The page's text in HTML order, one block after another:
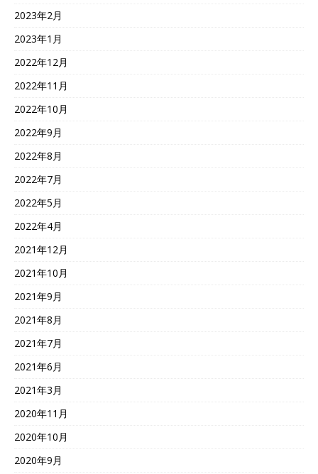
2023年2月
2023年1月
2022年12月
2022年11月
2022年10月
2022年9月
2022年8月
2022年7月
2022年5月
2022年4月
2021年12月
2021年10月
2021年9月
2021年8月
2021年7月
2021年6月
2021年3月
2020年11月
2020年10月
2020年9月